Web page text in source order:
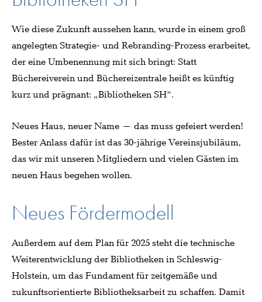
Wie diese Zukunft aussehen kann, wurde in einem groß
angelegten Strategie- und Rebranding-Prozess erarbeitet,
der eine Umbenennung mit sich bringt: Statt
Büchereiverein und Büchereizentrale heißt es künftig
kurz und prägnant: „Bibliotheken SH“.
Neues Haus, neuer Name – das muss gefeiert werden!
Bester Anlass dafür ist das 30-jährige Vereinsjubiläum,
das wir mit unseren Mitgliedern und vielen Gästen im
neuen Haus begehen wollen.
Neues Fördermodell
Außerdem auf dem Plan für 2025 steht die technische
Weiterentwicklung der Bibliotheken in Schleswig-
Holstein, um das Fundament für zeitgemäße und
zukunftsorientierte Bibliotheksarbeit zu schaffen. Damit